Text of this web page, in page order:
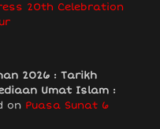
20th Celebration
2026 : Tarikh
Umat Islam :
on Puasa Sunat 6